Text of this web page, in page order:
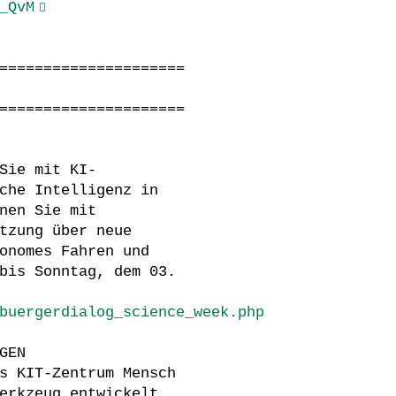
Sie mit KI-
Intelligenz in
Sie mit
über neue
Fahren und
Sonntag, dem 03.
KIT-Zentrum Mensch